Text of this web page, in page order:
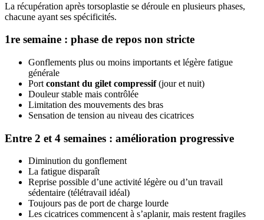
La récupération après torsoplastie se déroule en plusieurs phases,
chacune ayant ses spécificités.
1re semaine : phase de repos non stricte
Gonflements plus ou moins importants et légère fatigue
générale
Port constant du gilet compressif(jour et nuit)
Douleur stable mais contrôlée
Limitation des mouvements des bras
Sensation de tension au niveau des cicatrices
Entre 2 et 4 semaines : amélioration progressive
Diminution du gonflement
La fatigue disparaît
Reprise possible d’une activité légère ou d’un travail
sédentaire (télétravail idéal)
Toujours pas de port de charge lourde
Les cicatrices commencent à s’aplanir, mais restent fragiles